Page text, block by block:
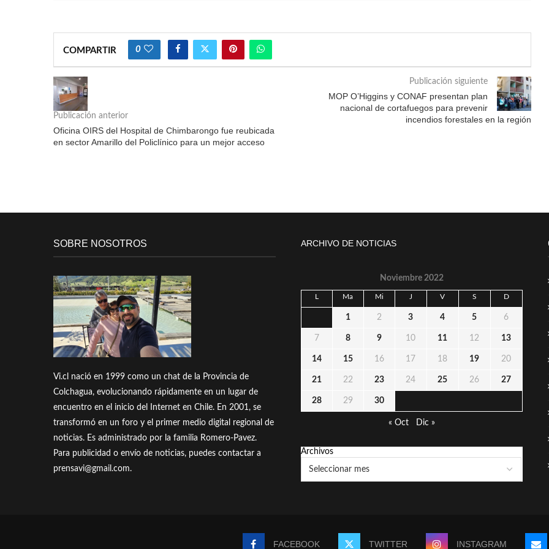
COMPARTIR 0
Publicación anterior
Oficina OIRS del Hospital de Chimbarongo fue reubicada
en sector Amarillo del Policlínico para un mejor acceso
Publicación siguiente
MOP O’Higgins y CONAF presentan plan
nacional de cortafuegos para prevenir
incendios forestales en la región
SOBRE NOSOTROS
Vi.cl nació en 1999 como un chat de la Provincia de
Colchagua, evolucionando rápidamente en un lugar de
encuentro en el inicio del Internet en Chile. En 2001, se
transformó en un foro y el primer medio digital regional de
noticias. Es administrado por la familia Romero-Pavez.
Para publicidad o envío de noticias, puedes contactar a
prensavi@gmail.com.
ARCHIVO DE NOTICIAS
Noviembre 2022
Ma Mi J V S D
1 2 3 4 5 6
7 8 9 10 11 12 13
14 15 16 17 18 19 20
21 22 23 24 25 26 27
28 29 30
« Oct Dic »
Archivos
FACEBOOK TWITTER INSTAGRAM